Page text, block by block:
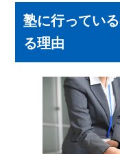
塾に行ってい
る理由